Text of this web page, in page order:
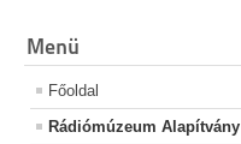
Menü
Főoldal
Rádiómúzeum Alapítvány